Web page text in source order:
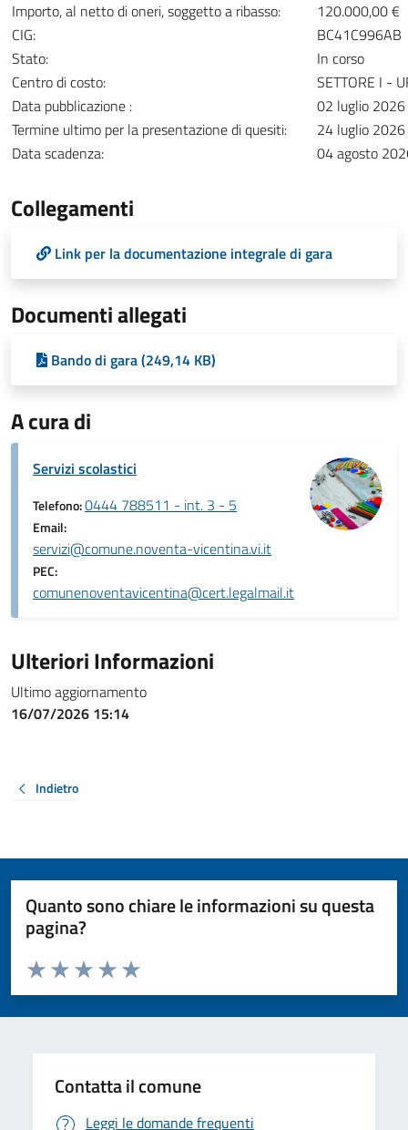
Importo, al netto di oneri, soggetto a ribasso:
120.000,00 €
CIG:
BC41C996AB
Stato:
In corso
Centro di costo:
SETTORE I -
Data pubblicazione :
02 luglio
Termine ultimo per la presentazione di quesiti:
24 luglio
Data scadenza:
04 agosto
Collegamenti
Link per la documentazione integrale di gara
Documenti allegati
Bando di gara (249,14 KB)
A cura di
Servizi scolastici
Telefono:0444 788511 - int. 3 - 5
Email:
servizi@comune.noventa-vicentina.vi.it
PEC:
comunenoventavicentina@cert.legalmail.it
Ulteriori Informazioni
Ultimo aggiornamento
16/07/2026 15:14
Indietro
Quanto sono chiare le informazioni su questa
pagina?
Valuta da 1 a 5 stelle la pagina
Valuta 5 stelle su 5
Valuta 4 stelle su 5
Valuta 3 stelle su 5
Valuta 2 stelle su 5
Valuta 1 stelle su 5
Contatta il comune
Leggi le domande frequenti